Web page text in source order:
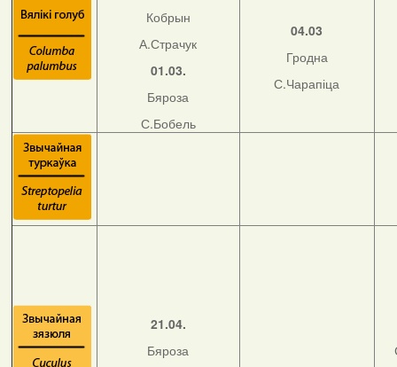
Кобрын
А.Страчук
01.03.
Бяроза
С.Бобель
04.03
Гродна
С.Чарапіца
21.04.
Бяроза